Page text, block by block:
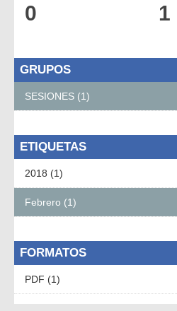
0 1
GRUPOS
SESIONES (1)
ETIQUETAS
2018 (1)
Febrero (1)
FORMATOS
PDF (1)